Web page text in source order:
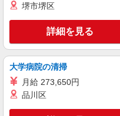
株式会社シエロ
【au】の
時給
（規定あり） ゜+゜・。○。・゜+゜・
+゜ 入社祝い金
頂くと, イン
い・週払
+゜・。○。
熊本県
キープ
派遣社員
堺市堺区
詳細を見る
大学病院の清掃
月給 273,650円
品川区